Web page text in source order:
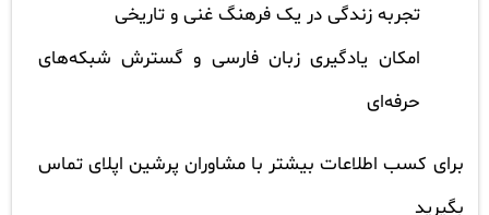
تجربه زندگی در یک فرهنگ غنی و تاریخی
امکان یادگیری زبان فارسی و گسترش شبکه‌های
حرفه‌ای
برای کسب اطلاعات بیشتر با مشاوران پرشین اپلای تماس
بگیرید